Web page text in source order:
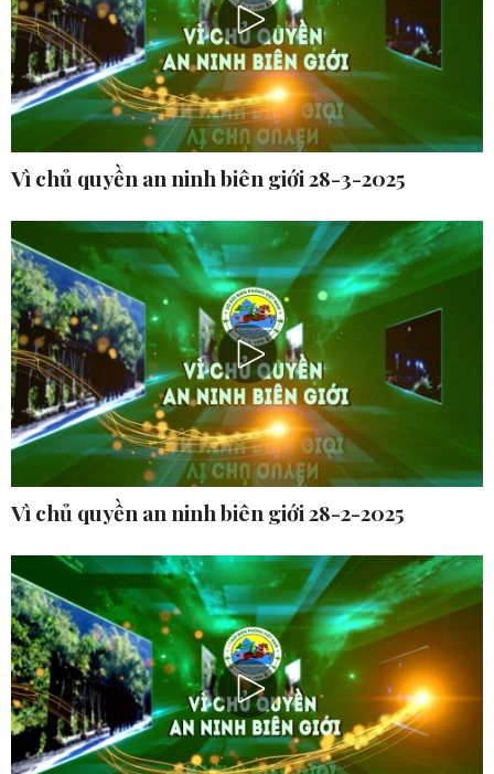
Vì chủ quyền an ninh biên giới 28-3-2025
Vì chủ quyền an ninh biên giới 28-2-2025